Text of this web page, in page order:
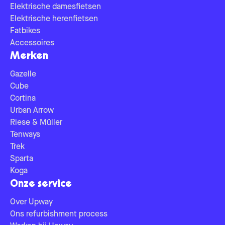
Elektrische damesfietsen
Elektrische herenfietsen
Fatbikes
Accessoires
Merken
Gazelle
Cube
Cortina
Urban Arrow
Riese & Müller
Tenways
Trek
Sparta
Koga
Onze service
Over Upway
Ons refurbishment process